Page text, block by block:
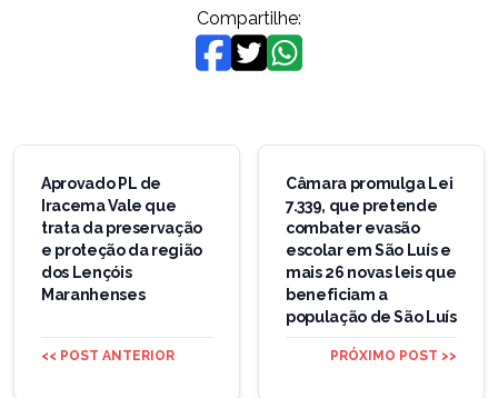
Compartilhe:
Navegação
Post
Aprovado PL de
Iracema Vale que
trata da preservação
e proteção da região
dos Lençóis
Maranhenses
<< POST ANTERIOR
Câmara promulga Lei
7.339, que pretende
combater evasão
escolar em São Luís e
mais 26 novas leis que
beneficiam a
população de São Luís
PRÓXIMO POST >>